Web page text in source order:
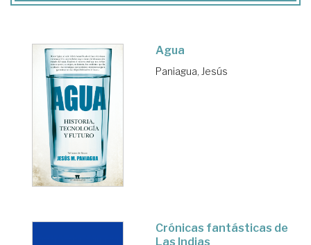
Agua
Paniagua, Jesús
Crónicas fantásticas de
Las Indias